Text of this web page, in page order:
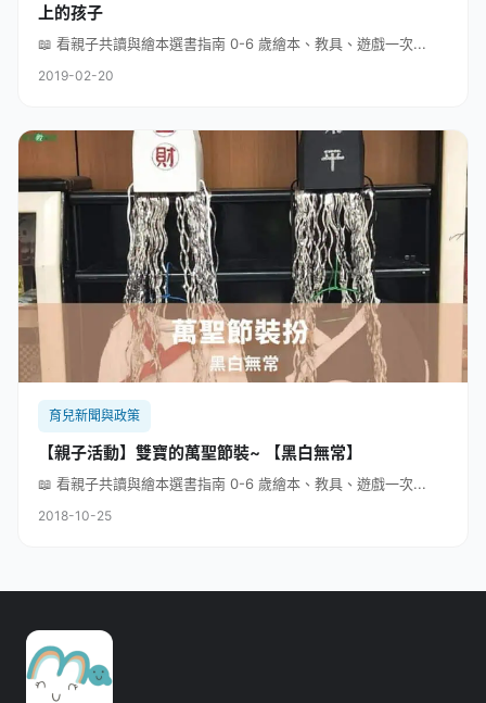
上的孩子
📖 看親子共讀與繪本選書指南 0-6 歲繪本、教具、遊戲一次...
2019-02-20
育兒新聞與政策
【親子活動】雙寶的萬聖節裝~ 【黑白無常】
📖 看親子共讀與繪本選書指南 0-6 歲繪本、教具、遊戲一次...
2018-10-25